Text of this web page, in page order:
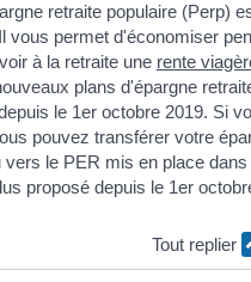
retraite populaire (Perp)
vous permet d'économiser
à la retraite une rente
plans d'épargne
le 1er octobre 2019. Si
pouvez transférer votre
vers le PER mis en place
proposé depuis le 1er
Tout replier